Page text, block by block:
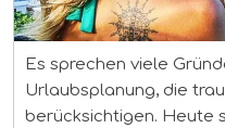
Es sprechen viele
Urlaubsplanung, die
berücksichtigen. Heute